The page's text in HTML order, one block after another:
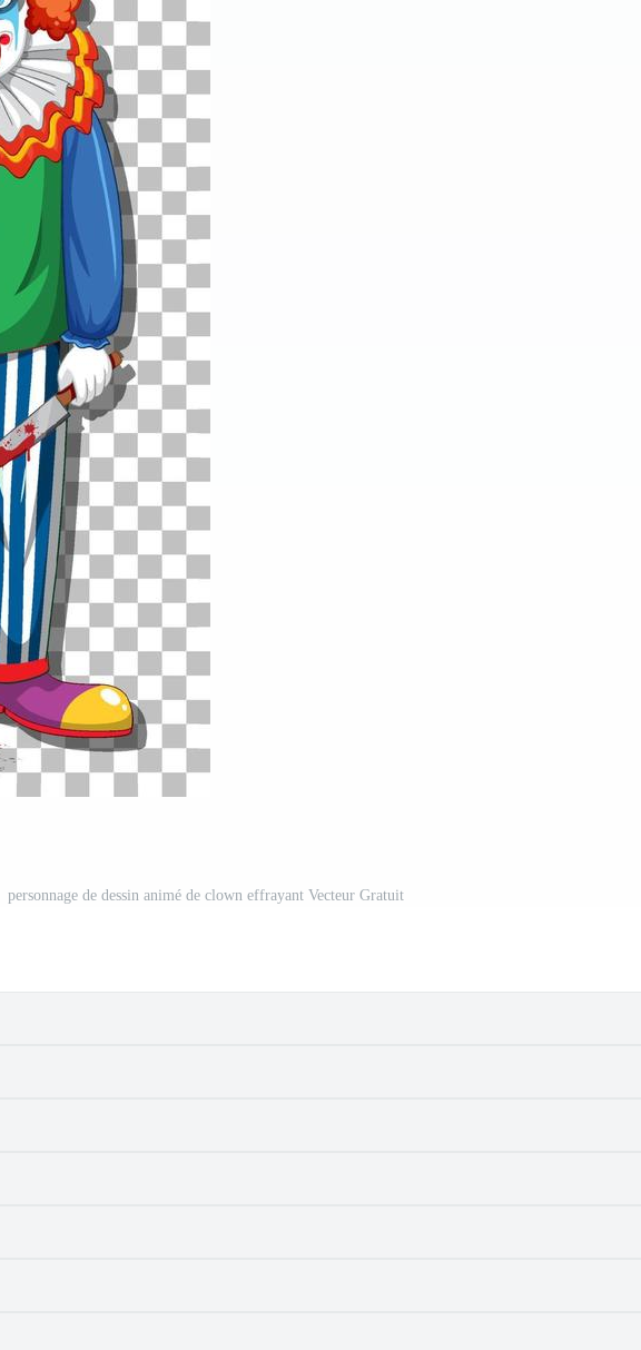
personnage de dessin animé de clown effrayant Vecteur Gratuit